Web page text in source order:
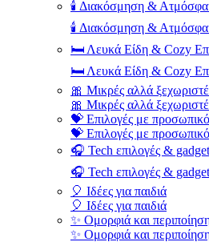
🕯️ Διακόσμηση &
🕯️ Διακόσμηση &
🛏️ Λευκά Είδη & Cozy
🛏️ Λευκά Είδη & Cozy
🎀 Μικρές αλλά
🎀 Μικρές αλλά
💝 Επιλογές με
💝 Επιλογές με
🎧 Tech επιλογές &
🎧 Tech επιλογές &
🎈 Ιδέες για παιδιά
🎈 Ιδέες για παιδιά
✨ Ομορφιά και
✨ Ομορφιά και